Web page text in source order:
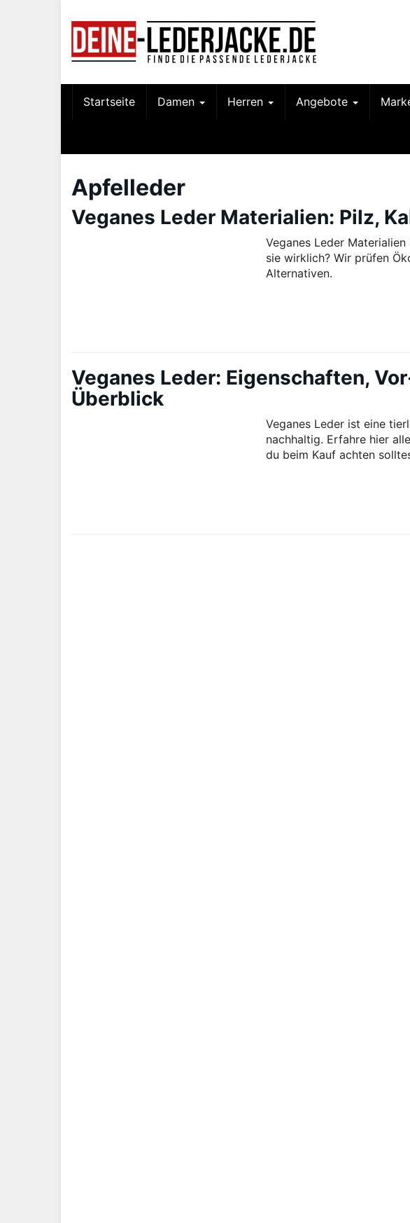
Startseite Damen Herren Angebote
Apfelleder
Veganes Leder Materialien: Pilz,
Veganes Leder
sie wirklich? Wir prüfen
Alternativen.
Veganes Leder: Eigenschaften,
Überblick
Veganes Leder ist eine
nachhaltig. Erfahre hier
du beim Kauf achten